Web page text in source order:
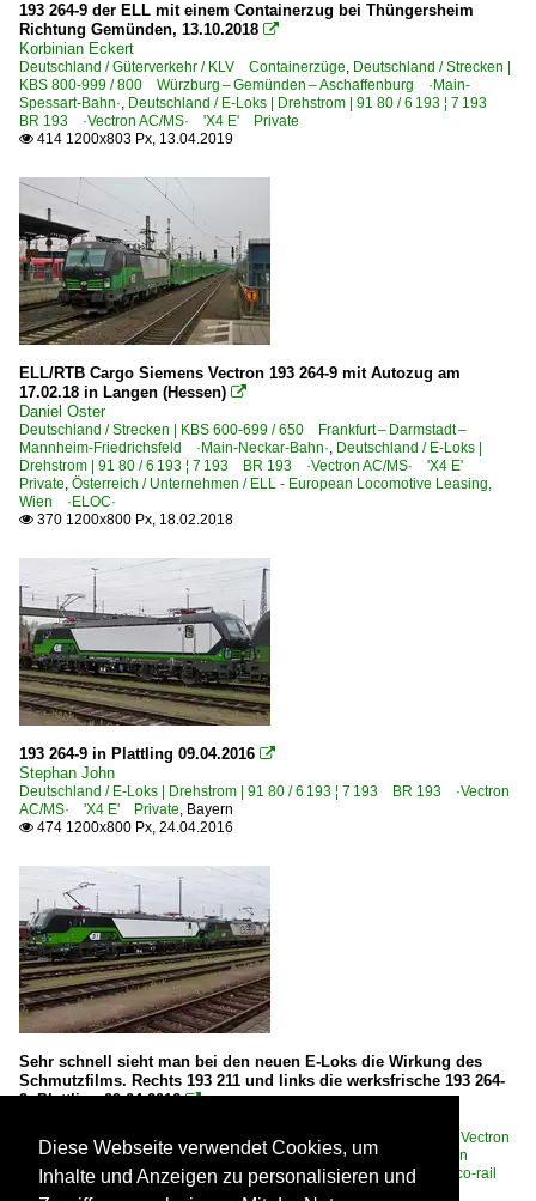
193 264-9 der ELL mit einem Containerzug bei Thüngersheim
Richtung Gemünden, 13.10.2018 
Korbinian Eckert
Deutschland / Güterverkehr / KLV Containerzüge, Deutschland / Strecken |
KBS 800-999 / 800 Würzburg – Gemünden – Aschaffenburg ·Main-
Spessart-Bahn·, Deutschland / E-Loks | Drehstrom | 91 80 / 6 193 ¦ 7 193
BR 193 ·Vectron AC/MS· 'X4 E' Private
 414 1200x803 Px, 13.04.2019
ELL/RTB Cargo Siemens Vectron 193 264-9 mit Autozug am
17.02.18 in Langen (Hessen) 
Daniel Oster
Deutschland / Strecken | KBS 600-699 / 650 Frankfurt – Darmstadt –
Mannheim-Friedrichsfeld ·Main-Neckar-Bahn·, Deutschland / E-Loks |
Drehstrom | 91 80 / 6 193 ¦ 7 193 BR 193 ·Vectron AC/MS· 'X4 E'
Private, Österreich / Unternehmen / ELL - European Locomotive Leasing,
Wien ·ELOC·
 370 1200x800 Px, 18.02.2018
193 264-9 in Plattling 09.04.2016 
Stephan John
Deutschland / E-Loks | Drehstrom | 91 80 / 6 193 ¦ 7 193 BR 193 ·Vectron
AC/MS· 'X4 E' Private, Bayern
 474 1200x800 Px, 24.04.2016
Sehr schnell sieht man bei den neuen E-Loks die Wirkung des
Schmutzfilms. Rechts 193 211 und links die werksfrische 193 264-
9. Plattling 09.04.2016 
Deutschland / E-Loks | Drehstrom | 91 80 / 6 193 ¦ 7 193 BR 193 ·Vectron
AC/MS· 'X4 E' Private ,Österreich / Unternehmen / ELL - European
Locomotive Leasing, Wien ·ELOC·,Österreich / Unternehmen / ecco-rail
Bayern
Diese Webseite verwendet Cookies, um
Inhalte und Anzeigen zu personalisieren und